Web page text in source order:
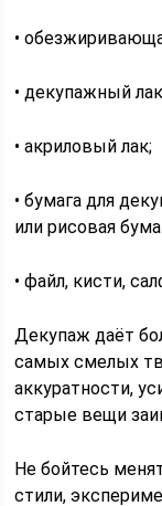
•
• декупажный
• акриловый лак;
• бумага для
или рисовая
• файл, кисти,
Декупаж даёт
самых смелых
аккуратности,
старые вещи
Не бойтесь
стили,